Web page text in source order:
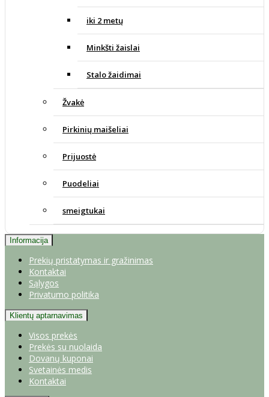
iki 2 metų
Minkšti žaislai
Stalo žaidimai
Žvakė
Pirkinių maišeliai
Prijuostė
Puodeliai
smeigtukai
Informacija
Prekių pristatymas ir gražinimas
Kontaktai
Sąlygos
Privatumo politika
Klientų aptarnavimas
Visos prekės
Prekės su nuolaida
Dovanų kuponai
Svetainės medis
Kontaktai